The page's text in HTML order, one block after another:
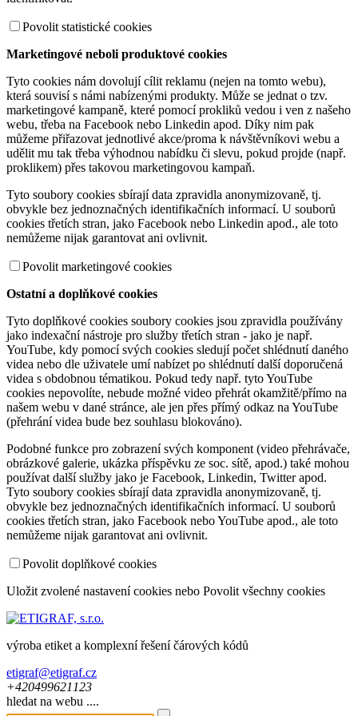
Povolit statistické cookies
Marketingové neboli produktové cookies
Tyto cookies nám dovolují cílit reklamu (nejen na tomto webu),
která souvisí s námi nabízenými produkty. Může se jednat o tzv.
marketingové kampaně, které pomocí prokliků vedou i ven z našeho
webu, třeba na Facebook nebo Linkedin apod. Díky nim pak
můžeme přiřazovat jednotlivé akce/proma k návštěvníkovi webu a
udělit mu tak třeba výhodnou nabídku či slevu, pokud projde (např.
proklikem) přes takovou marketingovou kampaň.
Tyto soubory cookies sbírají data zpravidla anonymizovaně, tj.
obvykle bez jednoznačných identifikačních informací. U souborů
cookies třetích stran, jako Facebook nebo Linkedin apod., ale toto
nemůžeme nijak garantovat ani ovlivnit.
Povolit marketingové cookies
Ostatní a doplňkové cookies
Tyto doplňkové cookies soubory cookies jsou zpravidla používány
jako indexační nástroje pro služby třetích stran - jako je např.
YouTube, kdy pomocí svých cookies sledují počet shlédnutí daného
videa nebo dle uživatele umí nabízet po shlédnutí další doporučená
videa s obdobnou tématikou. Pokud tedy např. tyto YouTube
cookies nepovolíte, nebude možné video přehrát okamžitě/přímo na
našem webu v dané stránce, ale jen přes přímý odkaz na YouTube
(přehrání videa bude bez souhlasu blokováno).
Podobné funkce pro zobrazení svých komponent (video přehrávače,
obrázkové galerie, ukázka příspěvku ze soc. sítě, apod.) také mohou
používat další služby jako je Facebook, Linkedin, Twitter apod.
Tyto soubory cookies sbírají data zpravidla anonymizovaně, tj.
obvykle bez jednoznačných identifikačních informací. U souborů
cookies třetích stran, jako Facebook nebo YouTube apod., ale toto
nemůžeme nijak garantovat ani ovlivnit.
Povolit doplňkové cookies
Uložit zvolené nastavení cookies nebo Povolit všechny cookies
výroba etiket a komplexní řešení čárových kódů
etigraf@etigraf.cz
+420499621 123
hledat na webu ....